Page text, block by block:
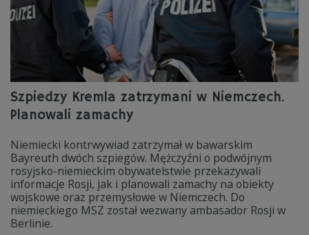
Szpiedzy Kremla zatrzymani w Niemczech.
Planowali zamachy
Niemiecki kontrwywiad zatrzymał w bawarskim
Bayreuth dwóch szpiegów. Mężczyźni o podwójnym
rosyjsko-niemieckim obywatelstwie przekazywali
informacje Rosji, jak i planowali zamachy na obiekty
wojskowe oraz przemysłowe w Niemczech. Do
niemieckiego MSZ został wezwany ambasador Rosji w
Berlinie.